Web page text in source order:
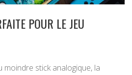
POUR LE JEU
moindre stick analogique, la